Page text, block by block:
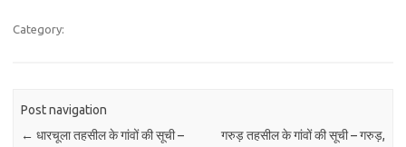
Category:
Post navigation
← धारचूला तहसील के गांवों की सूची –
गरुड़ तहसील के गांवों की सूची – गरुड़,